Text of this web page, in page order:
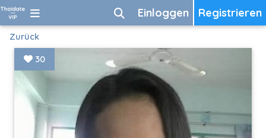
Registrieren
Einloggen
Zurück
30